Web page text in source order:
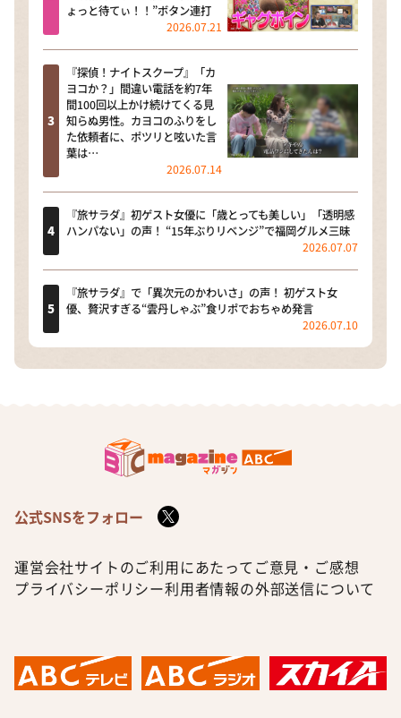
ょっと待てぃ！！”ボタン連打
2026.07.21
『探偵！ナイトスクープ』「カ
ヨコか？」間違い電話を約7年
間100回以上かけ続けてくる見
知らぬ男性。カヨコのふりをし
た依頼者に、ポツリと呟いた言
葉は…
2026.07.14
『旅サラダ』初ゲスト女優に「歳とっても美しい」「透明感
ハンパない」の声！ “15年ぶりリベンジ”で福岡グルメ三昧
2026.07.07
『旅サラダ』で「異次元のかわいさ」の声！ 初ゲスト女
優、贅沢すぎる“雲丹しゃぶ”食リポでおちゃめ発言
2026.07.10
公式SNSをフォロー
運営会社サイトのご利用にあたって ご意見・ご感想
プライバシーポリシー利用者情報の外部送信について